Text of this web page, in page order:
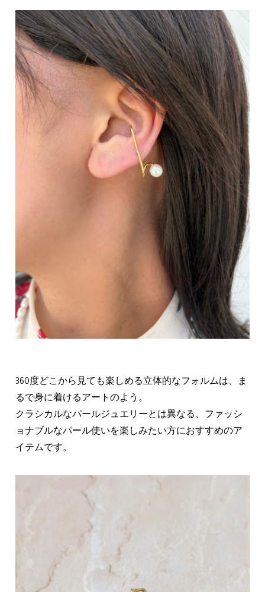
360度どこから見ても楽しめる立体的なフォルムは、ま
るで身に着けるアートのよう。
クラシカルなパールジュエリーとは異なる、ファッシ
ョナブルなパール使いを楽しみたい方におすすめのア
イテムです。